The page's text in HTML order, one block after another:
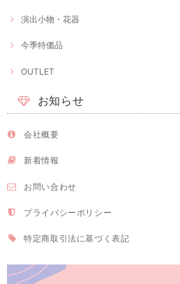
演出小物・花器
今季特価品
OUTLET
お知らせ
会社概要
新着情報
お問い合わせ
プライバシーポリシー
特定商取引法に基づく表記